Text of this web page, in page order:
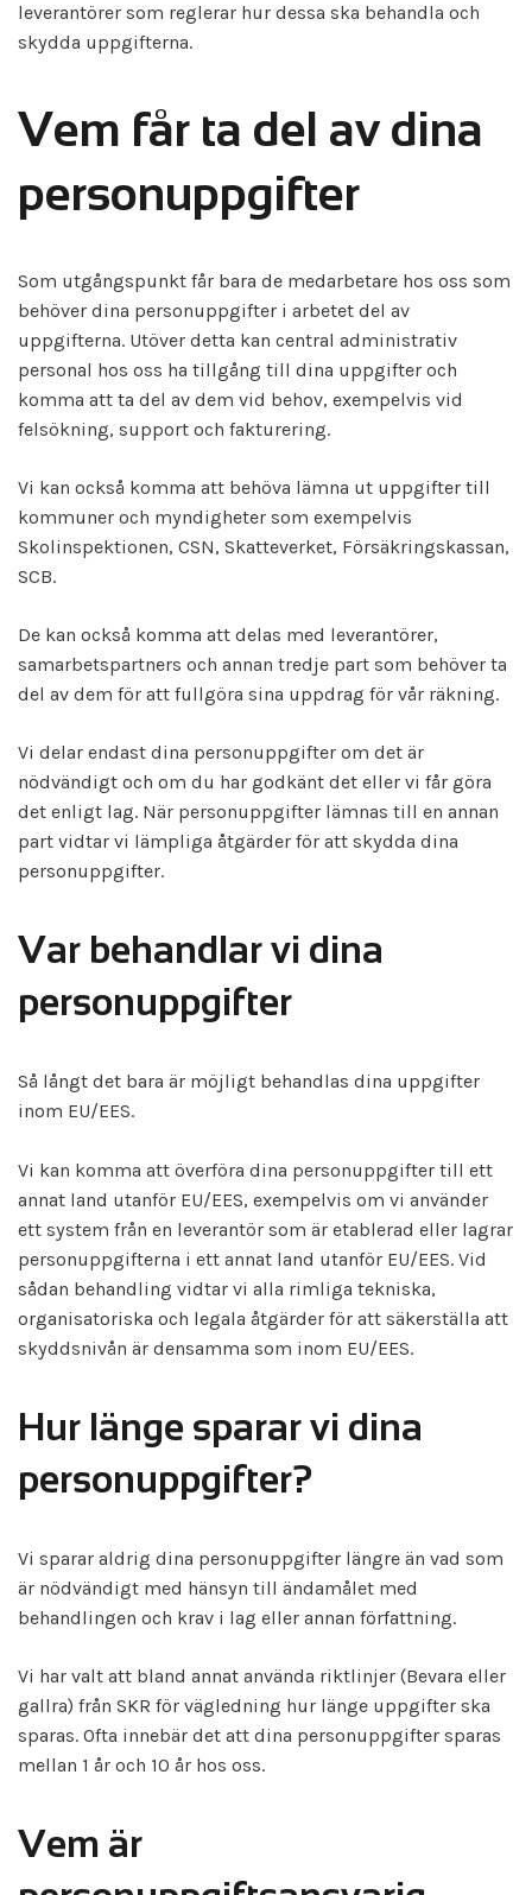
leverantörer som reglerar hur dessa ska behandla och
skydda uppgifterna.
Vem får ta del av dina
personuppgifter
Som utgångspunkt får bara de medarbetare hos oss som
behöver dina personuppgifter i arbetet del av
uppgifterna. Utöver detta kan central administrativ
personal hos oss ha tillgång till dina uppgifter och
komma att ta del av dem vid behov, exempelvis vid
felsökning, support och fakturering.
Vi kan också komma att behöva lämna ut uppgifter till
kommuner och myndigheter som exempelvis
Skolinspektionen, CSN, Skatteverket, Försäkringskassan,
SCB.
De kan också komma att delas med leverantörer,
samarbetspartners och annan tredje part som behöver ta
del av dem för att fullgöra sina uppdrag för vår räkning.
Vi delar endast dina personuppgifter om det är
nödvändigt och om du har godkänt det eller vi får göra
det enligt lag. När personuppgifter lämnas till en annan
part vidtar vi lämpliga åtgärder för att skydda dina
personuppgifter.
Var behandlar vi dina
personuppgifter
Så långt det bara är möjligt behandlas dina uppgifter
inom EU/EES.
Vi kan komma att överföra dina personuppgifter till ett
annat land utanför EU/EES, exempelvis om vi använder
ett system från en leverantör som är etablerad eller lagrar
personuppgifterna i ett annat land utanför EU/EES. Vid
sådan behandling vidtar vi alla rimliga tekniska,
organisatoriska och legala åtgärder för att säkerställa att
skyddsnivån är densamma som inom EU/EES.
Hur länge sparar vi dina
personuppgifter?
Vi sparar aldrig dina personuppgifter längre än vad som
är nödvändigt med hänsyn till ändamålet med
behandlingen och krav i lag eller annan författning.
Vi har valt att bland annat använda riktlinjer (Bevara eller
gallra) från SKR för vägledning hur länge uppgifter ska
sparas. Ofta innebär det att dina personuppgifter sparas
mellan 1 år och 10 år hos oss.
Vem är